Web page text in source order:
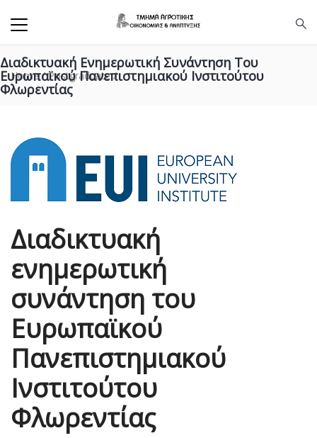
Διαδικτυακή Ενημερωτική Συνάντηση Του
Ευρωπαϊκού Πανεπιστημιακού Ινστιτούτου
Φλωρεντίας
Home/ Postgraduate/
Διαδικτυακή
ενημερωτική
συνάντηση του
Ευρωπαϊκού
Πανεπιστημιακού
Ινστιτούτου
Φλωρεντίας